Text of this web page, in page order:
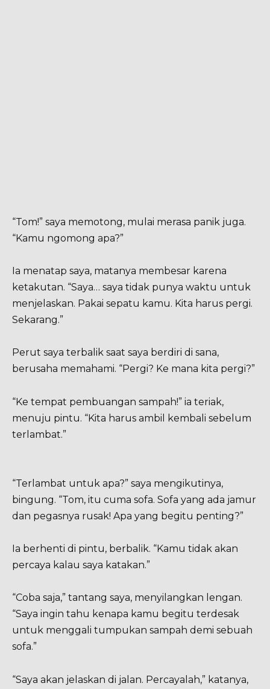
“Tom!” saya memotong, mulai merasa panik juga.
“Kamu ngomong apa?”
Ia menatap saya, matanya membesar karena
ketakutan. “Saya… saya tidak punya waktu untuk
menjelaskan. Pakai sepatu kamu. Kita harus pergi.
Sekarang.”
Perut saya terbalik saat saya berdiri di sana,
berusaha memahami. “Pergi? Ke mana kita pergi?”
“Ke tempat pembuangan sampah!” ia teriak,
menuju pintu. “Kita harus ambil kembali sebelum
terlambat.”
“Terlambat untuk apa?” saya mengikutinya,
bingung. “Tom, itu cuma sofa. Sofa yang ada jamur
dan pegasnya rusak! Apa yang begitu penting?”
Ia berhenti di pintu, berbalik. “Kamu tidak akan
percaya kalau saya katakan.”
“Coba saja,” tantang saya, menyilangkan lengan.
“Saya ingin tahu kenapa kamu begitu terdesak
untuk menggali tumpukan sampah demi sebuah
sofa.”
“Saya akan jelaskan di jalan. Percayalah,” katanya,